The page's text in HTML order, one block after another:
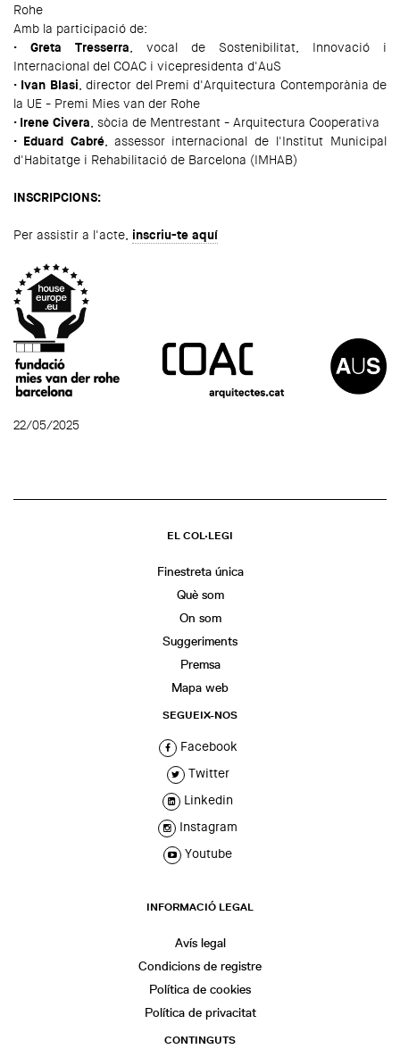
Rohe
Amb la participació de:
· Greta Tresserra , vocal de Sostenibilitat, Innovació i
Internacional del COAC i vicepresidenta d'AuS
· Ivan Blasi , director del Premi d'Arquitectura Contemporània de
la UE - Premi Mies van der Rohe
· Irene Civera , sòcia de Mentrestant - Arquitectura Cooperativa
· Eduard Cabré, assessor internacional de l'Institut Municipal
d'Habitatge i Rehabilitació de Barcelona (IMHAB)
INSCRIPCIONS:
Per assistir a l'acte, inscriu-te aquí
22/05/2025
EL COL·LEGI
Finestreta única
Què som
On som
Suggeriments
Premsa
Mapa web
SEGUEIX-NOS
Facebook
Twitter
Linkedin
Instagram
Youtube
INFORMACIÓ LEGAL
Avís legal
Condicions de registre
Política de cookies
Política de privacitat
CONTINGUTS